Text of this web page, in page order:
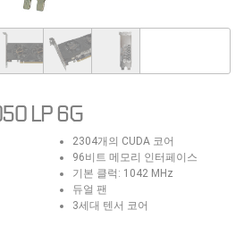
LP 6G
2304개의 CUDA 코어
96비트 메모리 인터페이스
기본 클럭: 1042 MHz
듀얼 팬
3세대 텐서 코어